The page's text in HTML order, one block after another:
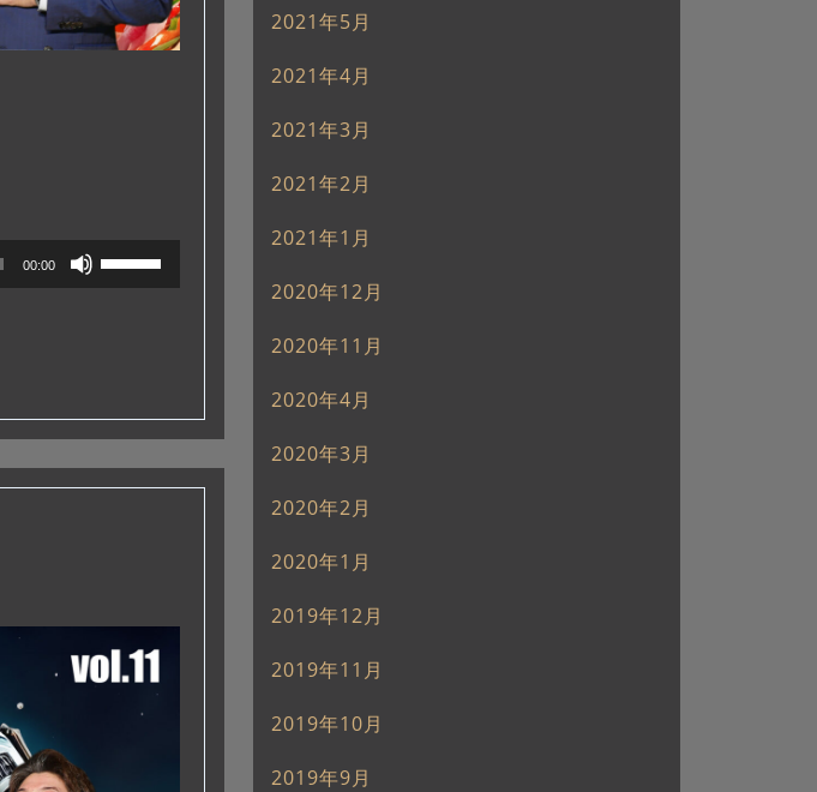
00:00
に
上
を
使
2021年5月
2021年4月
2021年3月
2021年2月
2021年1月
2020年12月
2020年11月
2020年4月
2020年3月
2020年2月
2020年1月
2019年12月
2019年11月
2019年10月
2019年9月